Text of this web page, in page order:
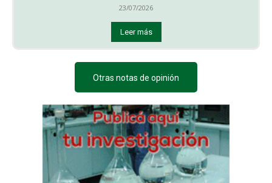
23/07/2026
Leer más
Otras notas de opinión